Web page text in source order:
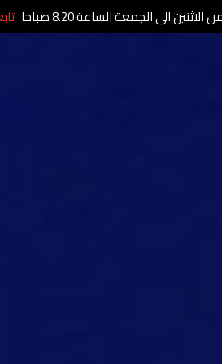
الى الجمعة الساعة 8.20 صباحا